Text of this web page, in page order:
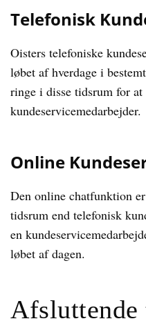
Telefonisk
Oisters telefoniske
løbet af hverdage i
ringe i disse tidsrum for
kundeservicemedarbejder.
Online
Den online chatfunktion
tidsrum end telefonisk
en
løbet af dagen.
Afsluttende